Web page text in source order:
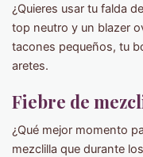
¿Quieres usar tu falda
top neutro y un blazer
tacones pequeños, tu
aretes.
Fiebre de
¿Qué mejor momento
mezclilla que durante